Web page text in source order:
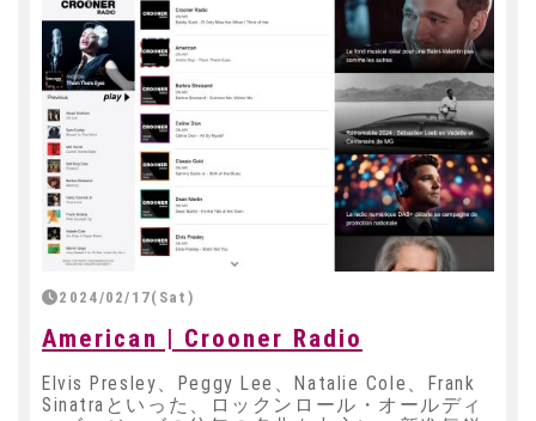
2024/02/17(Sat)
American | Crooner Radio
Elvis Presley、Peggy Lee、Natalie Cole、Frank
Sinatraといった、ロックンロール・オールディ